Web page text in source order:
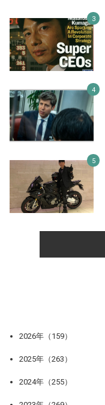
2026年（159）
2025年（263）
2024年（255）